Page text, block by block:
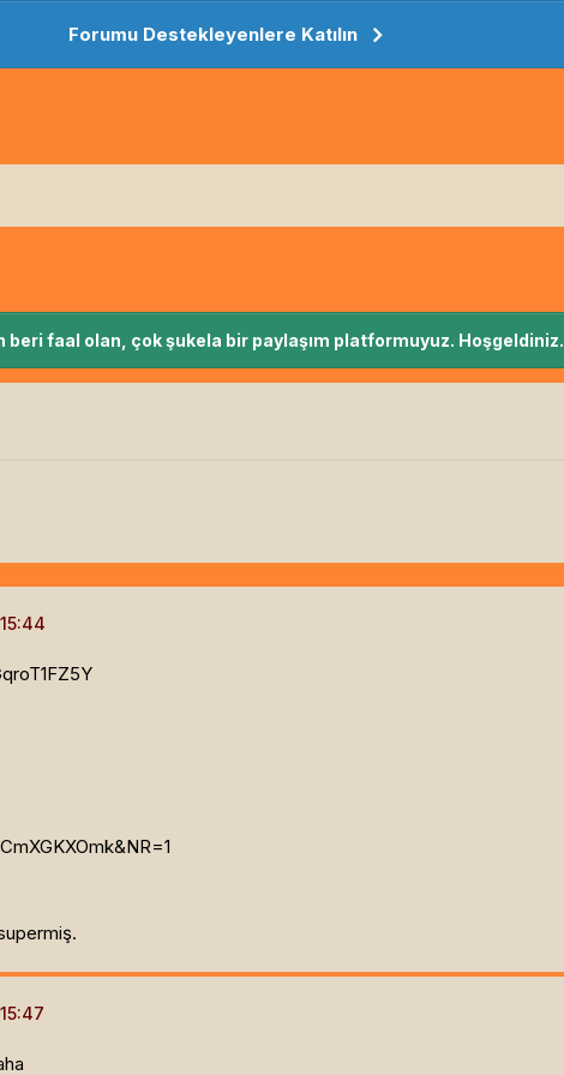
Forumu Destekleyenlere Katılın
beri faal olan, çok şukela bir paylaşım platformuyuz. Hoşgeldiniz.